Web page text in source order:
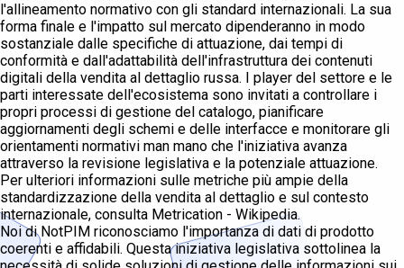
l'allineamento normativo con gli standard internazionali. La sua
forma finale e l'impatto sul mercato dipenderanno in modo
sostanziale dalle specifiche di attuazione, dai tempi di
conformità e dall'adattabilità dell'infrastruttura dei contenuti
digitali della vendita al dettaglio russa. I player del settore e le
parti interessate dell'ecosistema sono invitati a controllare i
propri processi di gestione del catalogo, pianificare
aggiornamenti degli schemi e delle interfacce e monitorare gli
orientamenti normativi man mano che l'iniziativa avanza
attraverso la revisione legislativa e la potenziale attuazione.
Per ulteriori informazioni sulle metriche più ampie della
standardizzazione della vendita al dettaglio e sul contesto
internazionale, consulta Metrication - Wikipedia.
Noi di NotPIM riconosciamo l'importanza di dati di prodotto
coerenti e affidabili. Questa iniziativa legislativa sottolinea la